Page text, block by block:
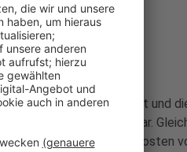
hochgedrückt und
öffnet, ist völlig unklar.
die Stadt Sanierungskosten